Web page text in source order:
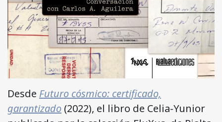
Desde Futuro cósmico: certificado,
garantizado (2022), el libro de Celia-Yunior